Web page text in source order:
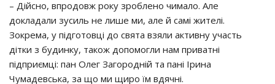
– Дійсно, впродовж року зроблено чимало. Але
докладали зусиль не лише ми, але й самі жителі.
Зокрема, у підготовці до свята взяли активну участь
дітки з будинку, також допомогли нам приватні
підприємці: пан Олег Загородній та пані Ірина
Чумадевська, за що ми щиро їм вдячні.